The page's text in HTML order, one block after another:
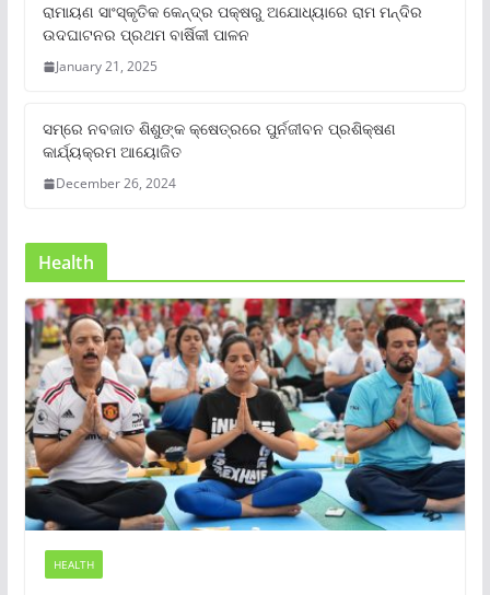
ରାମାୟଣ ସାଂସ୍କୃତିକ କେନ୍ଦ୍ର ପକ୍ଷରୁ ଅଯୋଧ୍ୟାରେ ରାମ ମନ୍ଦିର
ଉଦଘାଟନର ପ୍ରଥମ ବାର୍ଷିକୀ ପାଳନ
January 21, 2025
ସମ୍‌ରେ ନବଜାତ ଶିଶୁଙ୍କ କ୍ଷେତ୍ରରେ ପୁର୍ନଜୀବନ ପ୍ରଶିକ୍ଷଣ
କାର୍ଯ୍ୟକ୍ରମ ଆୟୋଜିତ
December 26, 2024
Health
HEALTH